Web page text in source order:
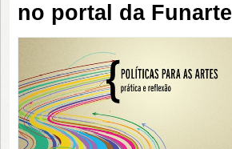
no portal da Funarte